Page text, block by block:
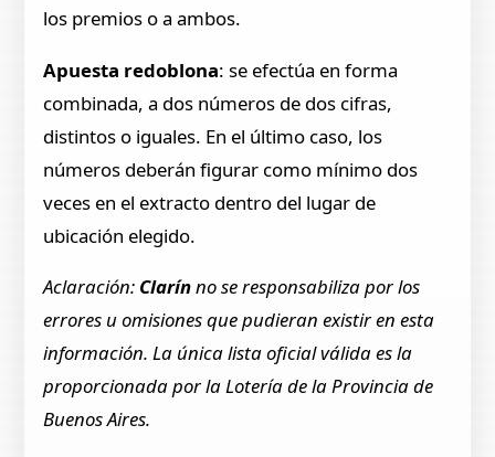
los premios o a ambos.
Apuesta redoblona: se efectúa en forma
combinada, a dos números de dos cifras,
distintos o iguales. En el último caso, los
números deberán figurar como mínimo dos
veces en el extracto dentro del lugar de
ubicación elegido.
Aclaración: Clarínno se responsabiliza por los
errores u omisiones que pudieran existir en esta
información. La única lista oficial válida es la
proporcionada por la Lotería de la Provincia de
Buenos Aires.